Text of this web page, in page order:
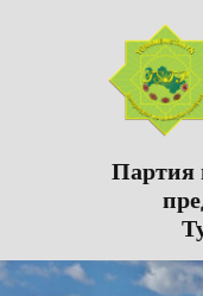
Партия